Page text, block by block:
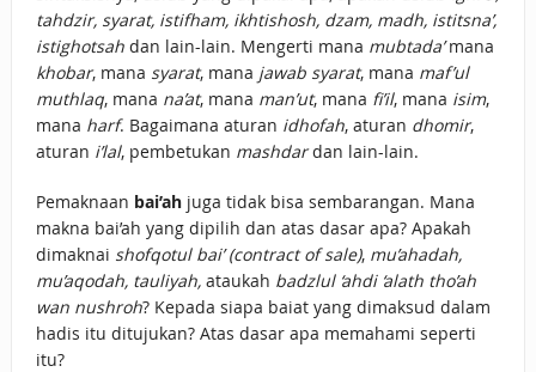
tahdzir, syarat, istifham, ikhtishosh, dzam, madh, istitsna’,
istighotsahdan lain-lain. Mengerti mana mubtada’mana
khobar, mana syarat, mana jawab syarat, mana maf’ul
muthlaq, mana na’at, mana man’ut, mana fi’il, mana isim,
mana harf. Bagaimana aturan idhofah, aturan dhomir,
aturan i’lal, pembetukan mashdardan lain-lain.
Pemaknaan bai’ahjuga tidak bisa sembarangan. Mana
makna bai’ah yang dipilih dan atas dasar apa? Apakah
dimaknai shofqotul bai’ (contract of sale), mu’ahadah,
mu’aqodah, tauliyah, ataukah badzlul ‘ahdi ‘alath tho’ah
wan nushroh? Kepada siapa baiat yang dimaksud dalam
hadis itu ditujukan? Atas dasar apa memahami seperti
itu?